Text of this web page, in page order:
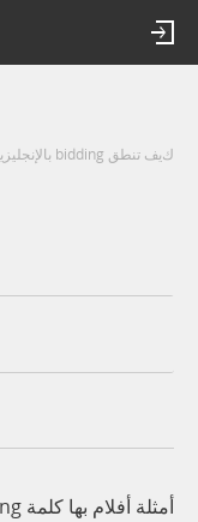
كيف تنطق bidding بالإنجليزية
أمثلة أفلام بها كلمة Bidding